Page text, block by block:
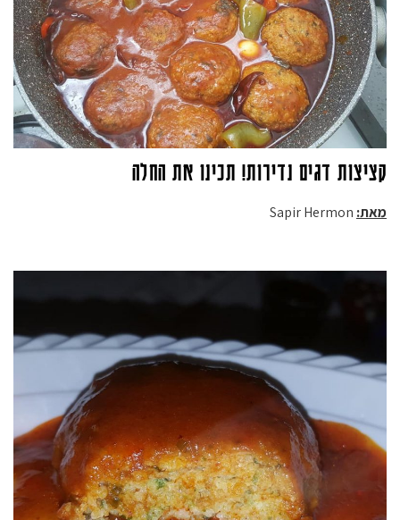
קציצות דגים נדירות! תכינו את החלה
מאת: